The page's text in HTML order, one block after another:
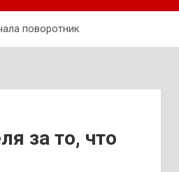
поворотник
за то, что